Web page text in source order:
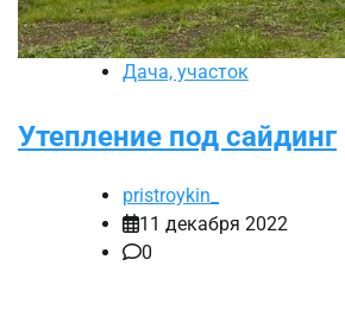
Дача, участок
Утепление под сайдинг
pristroykin_
11 декабря 2022
0